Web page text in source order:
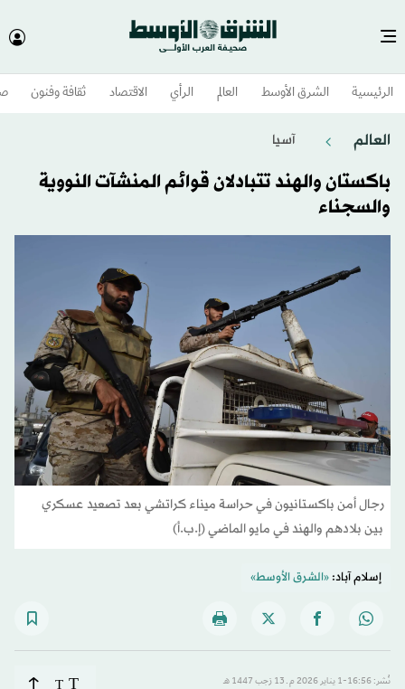
الرئيسية الشرق الأوسط​ العالم الرأي الاقتصاد ثقافة وفنون
العالم آسيا
باكستان والهند تتبادلان قوائم المنشآت النووية
والسجناء
رجال أمن باكستانيون في حراسة ميناء كراتشي بعد تصعيد عسكري
بين بلادهم والهند في مايو الماضي (إ.ب.أ)
إسلام آباد:«الشرق الأوسط»
نُشر: 16:56-1 يناير 2026 م ـ 13 رَجب 1447 هـ T
T